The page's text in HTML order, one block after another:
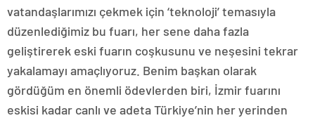
vatandaşlarımızı çekmek için ‘teknoloji’ temasıyla
düzenlediğimiz bu fuarı, her sene daha fazla
geliştirerek eski fuarın coşkusunu ve neşesini tekrar
yakalamayı amaçlıyoruz. Benim başkan olarak
gördüğüm en önemli ödevlerden biri, İzmir fuarını
eskisi kadar canlı ve adeta Türkiye’nin her yerinden